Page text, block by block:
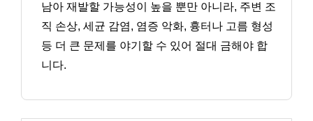
남아 재발할 가능성이 높을 뿐만 아니라, 주변 조
직 손상, 세균 감염, 염증 악화, 흉터나 고름 형성
등 더 큰 문제를 야기할 수 있어 절대 금해야 합
니다.